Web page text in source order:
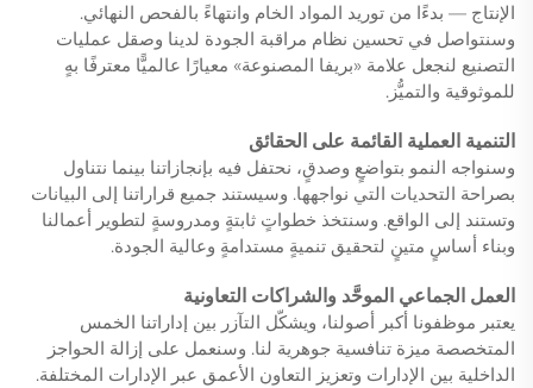
الإنتاج — بدءًا من توريد المواد الخام وانتهاءً بالفحص النهائي.
وسنتواصل في تحسين نظام مراقبة الجودة لدينا وصقل عمليات
التصنيع لنجعل علامة «بريفا المصنوعة» معيارًا عالميًّا معترفًا بهٍ
للموثوقية والتميُّز.
التنمية العملية القائمة على الحقائق
وسنواجه النمو بتواضعٍ وصدقٍ، نحتفل فيه بإنجازاتنا بينما نتناول
بصراحة التحديات التي نواجهها. وسيستند جميع قراراتنا إلى البيانات
وتستند إلى الواقع. وسنتخذ خطواتٍ ثابتةٍ ومدروسةٍ لتطوير أعمالنا
وبناء أساسٍ متينٍ لتحقيق تنميةٍ مستدامةٍ وعالية الجودة.
العمل الجماعي الموحَّد والشراكات التعاونية
يعتبر موظفونا أكبر أصولنا، ويشكّل التآزر بين إداراتنا الخمس
المتخصصة ميزة تنافسية جوهرية لنا. وسنعمل على إزالة الحواجز
الداخلية بين الإدارات وتعزيز التعاون الأعمق عبر الإدارات المختلفة.